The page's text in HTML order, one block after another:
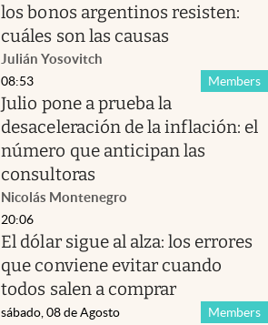
los bonos argentinos resisten:
cuáles son las causas
Julián Yosovitch
Members
08:53
Julio pone a prueba la
desaceleración de la inflación: el
número que anticipan las
consultoras
Nicolás Montenegro
20:06
El dólar sigue al alza: los errores
que conviene evitar cuando
todos salen a comprar
Members
sábado, 08 de Agosto